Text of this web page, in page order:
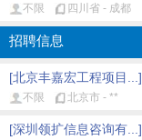
不限
四川省 - 成都
招聘信息
[北京丰嘉宏工程项目...]
不限
北京市 - **
[深圳领扩信息咨询有...]